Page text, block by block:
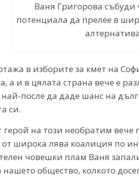
Ваня Григорова
потенциала да прелее в
в изборите за кмет на
а и в цялата страна вече е
най-после да даде шанс на
си.
герой на този необратим вече
широка лява коалиция по
човешки плам Ваня
нашето общество, колкото